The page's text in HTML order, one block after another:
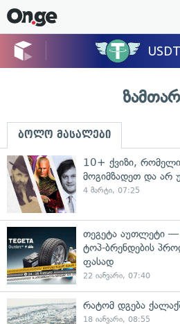
ბოლო მასალები
10+ ქვიზი,
მოგიმზადეთ და არ
4 მარტი, 07:25
თეგეტა აუთლეტი
ტოპ-ბრენდების
ფასად
22 იანვარი, 07:40
რატომ დგება
18 იანვარი, 08:55